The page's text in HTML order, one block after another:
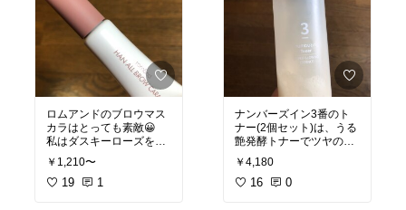
ロムアンドのブロウマス
カラはとっても素敵😀
私はダスキーローズをリ
ピ買いしてます🥰
黒い眉毛も柔らかい印象
￥1,210〜
19 1
ナンバーズイン3番のト
ナー(2個セット)は、うる
艶発酵トナーでツヤのな
い肌、乾燥肌、弾力不足
の肌、黒ずみ肌などの方
にはぜひお使い頂きたい
￥4,180
16 0